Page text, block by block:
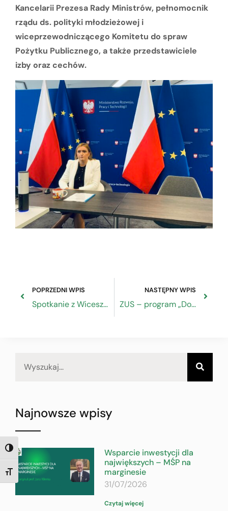
TOGGLE HIGH CONTRAST
TOGGLE FONT SIZE
Kancelarii Prezesa Rady Ministrów, pełnomocnik
rządu ds. polityki młodzieżowej i
wiceprzewodniczącego Komitetu do spraw
Pożytku Publicznego, a także przedstawiciele
izby oraz cechów.
POPRZEDNI WPIS
Spotkanie z Wiceszefową MRPiT w Białymstoku
NASTĘPNY WPIS
ZUS – program „Dobry Start”
Najnowsze wpisy
Wsparcie inwestycji dla
największych – MŚP na
marginesie
31/07/2026
Czytaj więcej